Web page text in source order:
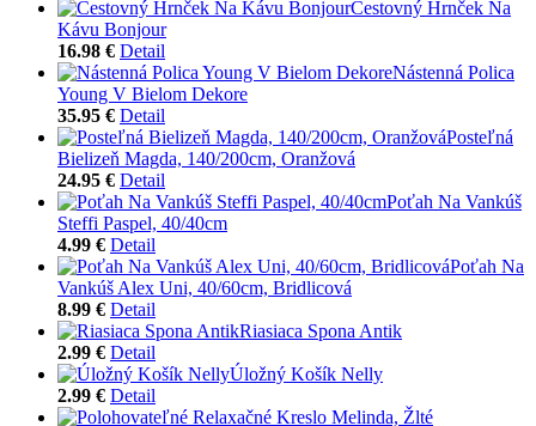
Cestovný Hrnček Na
Kávu Bonjour
16.98 € Detail
Nástenná Polica
Young V Bielom Dekore
35.95 € Detail
Posteľná
Bielizeň Magda, 140/200cm, Oranžová
24.95 € Detail
Poťah Na Vankúš
Steffi Paspel, 40/40cm
4.99 € Detail
Poťah Na
Vankúš Alex Uni, 40/60cm, Bridlicová
8.99 € Detail
Riasiaca Spona Antik
2.99 € Detail
Úložný Košík Nelly
2.99 € Detail